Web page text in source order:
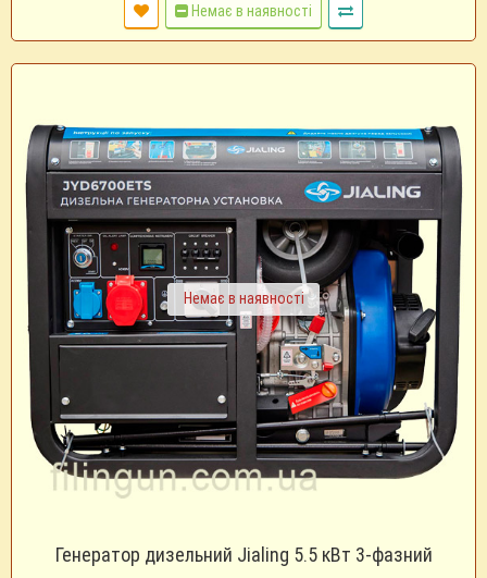
Немає в наявності
Немає в наявності
Генератор дизельний Jialing 5.5 кВт 3-фазний